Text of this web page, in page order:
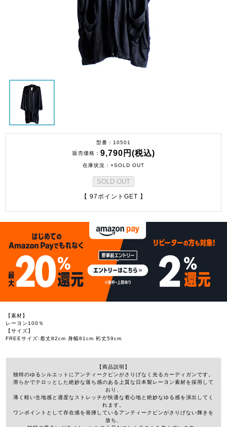
型番
10501
販売価格
9,790円(税込)
在庫状況 ×SOLD OUT
SOLD OUT
【 97ポイントGET 】
【素材】
レーヨン100％
【サイズ】
FREEサイズ:着丈82cm 身幅81cm 裄丈59cm
【商品説明】
独特のゆるシルエットにアンティークピンがさりげなく光るカーディガンです。
滑らかでテロッとした絶妙な落ち感のある上質な日本製レーヨン素材を採用して
おり、
薄く軽い生地感と適度なストレッチが快適な着心地と絶妙なゆる感を演出してく
れます。
ワンポイントとして存在感を発揮しているアンティークピンがさりげない輝きを
放ち、